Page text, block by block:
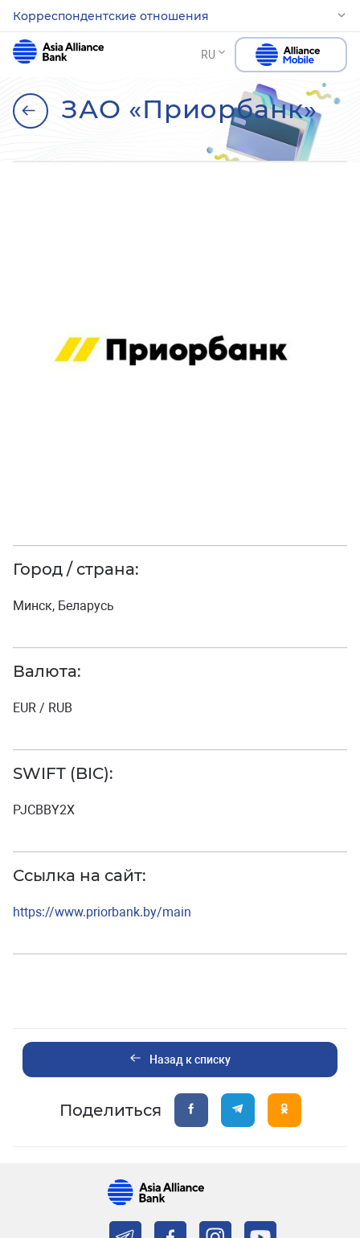
Корреспондентские отношения
RU
ЗАО «Приорбанк»
Город / страна:
Минск, Беларусь
Валюта:
EUR / RUB
SWIFT (BIC):
PJCBBY2X
Ссылка на сайт:
https://www.priorbank.by/main
Назад к списку
Поделиться